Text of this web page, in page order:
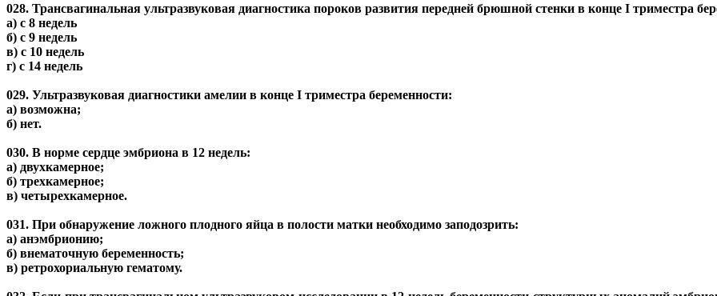
028. Трансвагинальная ультразвуковая диагностика пороков развития передней брюшной стенки в конце I триместра
а) с 8 недель
б) с 9 недель
в) с 10 недель
г) с 14 недель
029. Ультразвуковая диагностики амелии в конце I триместра беременности:
а) возможна;
б) нет.
030. В норме сердце эмбриона в 12 недель:
а) двухкамерное;
б) трехкамерное;
в) четырехкамерное.
031. При обнаружение ложного плодного яйца в полости матки необходимо заподозрить:
а) анэмбрионию;
б) внематочную беременность;
в) ретрохориальную гематому.